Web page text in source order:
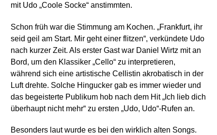
mit Udo „Coole Socke“ anstimmten.
Schon früh war die Stimmung am Kochen. „Frankfurt, ihr
seid geil am Start. Mir geht einer flitzen“, verkündete Udo
nach kurzer Zeit. Als erster Gast war Daniel Wirtz mit an
Bord, um den Klassiker „Cello“ zu interpretieren,
während sich eine artistische Cellistin akrobatisch in der
Luft drehte. Solche Hingucker gab es immer wieder und
das begeisterte Publikum hob nach dem Hit „Ich lieb dich
überhaupt nicht mehr“ zu ersten „Udo, Udo“-Rufen an.
Besonders laut wurde es bei den wirklich alten Songs.